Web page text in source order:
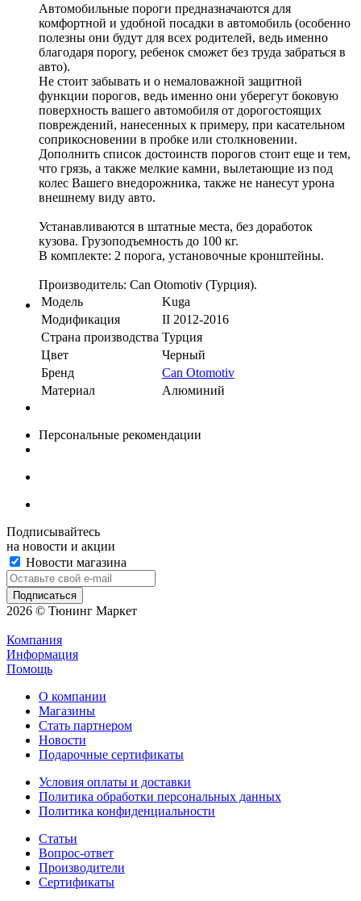
Автомобильные пороги предназначаются для
комфортной и удобной посадки в автомобиль (особенно
полезны они будут для всех родителей, ведь именно
благодаря порогу, ребенок сможет без труда забраться в
авто).
Не стоит забывать и о немаловажной защитной
функции порогов, ведь именно они уберегут боковую
поверхность вашего автомобиля от дорогостоящих
повреждений, нанесенных к примеру, при касательном
соприкосновении в пробке или столкновении.
Дополнить список достоинств порогов стоит еще и тем,
что грязь, а также мелкие камни, вылетающие из под
колес Вашего внедорожника, также не нанесут урона
внешнему виду авто.
Устанавливаются в штатные места, без доработок
кузова. Грузоподъемность до 100 кг.
В комплекте: 2 порога, установочные кронштейны.
Производитель: Can Otomotiv (Турция).
Модель
Kuga
Модификация
II 2012-2016
Страна производства Турция
Цвет
Черный
Бренд
Can Otomotiv
Материал
Алюминий
Персональные рекомендации
Подписывайтесь
на новости и акции
Новости магазина
2026 © Тюнинг Маркет
Компания
Информация
Помощь
О компании
Магазины
Стать партнером
Новости
Подарочные сертификаты
Условия оплаты и доставки
Политика обработки персональных данных
Политика конфиденциальности
Статьи
Вопрос-ответ
Производители
Сертификаты